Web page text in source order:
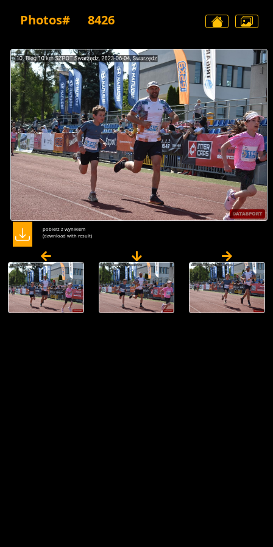
Photos# 8426
pobierz z wynikiem
(dawnload with result)